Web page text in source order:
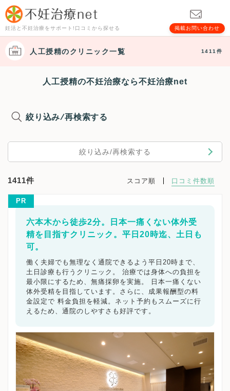
妊活と不妊治療をサポート!口コミから探せる 掲載お問い合わせ
人工授精のクリニック一覧 1411件
人工授精の不妊治療なら不妊治療net
絞り込み/再検索する
絞り込み/再検索する
1411件 スコア順 口コミ件数順
PR
六本木から徒歩2分。日本一痛くない体外受
精を目指すクリニック。平日20時迄、土日も
可。
働く夫婦でも無理なく通院できるよう平日20時まで、
土日診療も行うクリニック。 治療では身体への負担を
最小限にするため、無痛採卵を実施。 日本一痛くない
体外受精を目指しています。さらに、成果報酬型の料
金設定で 料金負担を軽減。ネット予約もスムーズに行
えるため、通院のしやすさも好評です。